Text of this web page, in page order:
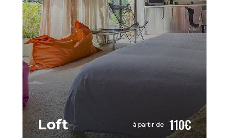
Loft 110€
à partir de